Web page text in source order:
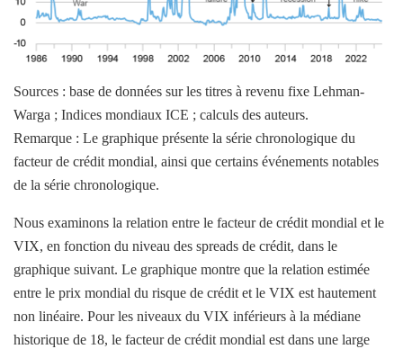
Sources : base de données sur les titres à revenu fixe Lehman-
Warga ; Indices mondiaux ICE ; calculs des auteurs.
Remarque : Le graphique présente la série chronologique du
facteur de crédit mondial, ainsi que certains événements notables
de la série chronologique.
Nous examinons la relation entre le facteur de crédit mondial et le
VIX, en fonction du niveau des spreads de crédit, dans le
graphique suivant. Le graphique montre que la relation estimée
entre le prix mondial du risque de crédit et le VIX est hautement
non linéaire. Pour les niveaux du VIX inférieurs à la médiane
historique de 18, le facteur de crédit mondial est dans une large